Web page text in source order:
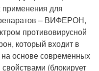
применения для
– ВИФЕРОН,
противовирусной
который входит в
на основе современных
(блокирует